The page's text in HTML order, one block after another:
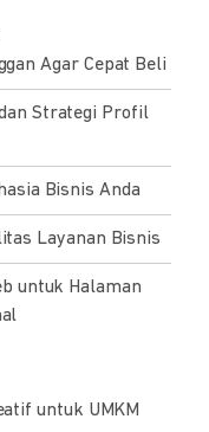
Agar Cepat Beli
Strategi Profil
Bisnis Anda
Layanan Bisnis
untuk Halaman
untuk UMKM